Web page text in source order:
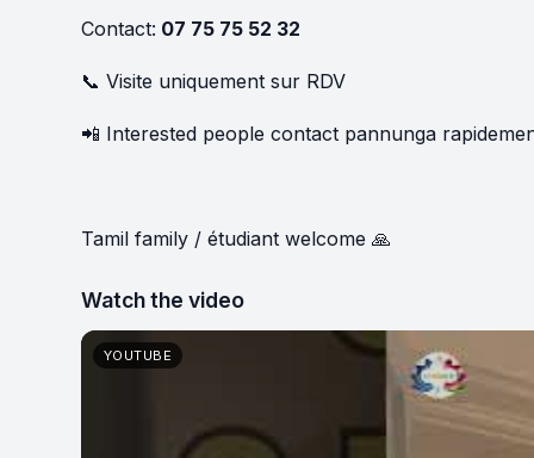
Contact: 07 75 75 52 32
📞 Visite uniquement sur RDV
📲 Interested people contact pannunga
Tamil family / étudiant welcome 🙏
Watch the video
YOUTUBE